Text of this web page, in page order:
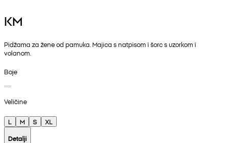
KM
Pidžama za žene od pamuka. Majica s natpisom i šorc s uzorkom i
volanom.
Boje
Veličine
L M S
XL
Detalji